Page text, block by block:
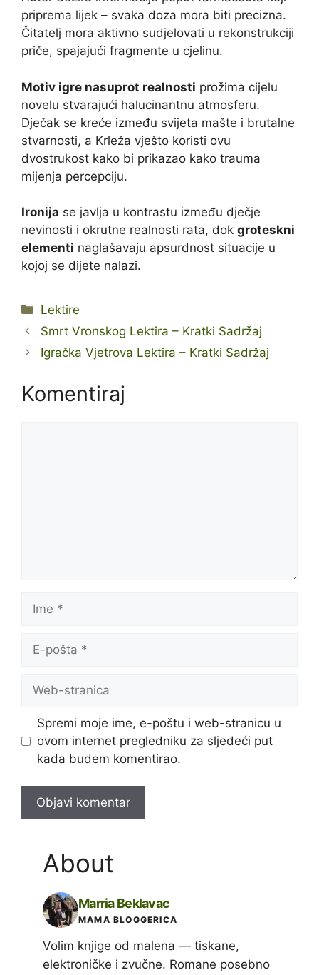
priprema lijek – svaka doza mora biti precizna.
Čitatelj mora aktivno sudjelovati u rekonstrukciji
priče, spajajući fragmente u cjelinu.
Motiv igre nasuprot realnosti prožima cijelu
novelu stvarajući halucinantnu atmosferu.
Dječak se kreće između svijeta mašte i brutalne
stvarnosti, a Krleža vješto koristi ovu
dvostrukost kako bi prikazao kako trauma
mijenja percepciju.
Ironija se javlja u kontrastu između dječje
nevinosti i okrutne realnosti rata, dok groteskni
elementi naglašavaju apsurdnost situacije u
kojoj se dijete nalazi.
Kategorije
Lektire
Smrt Vronskog Lektira – Kratki Sadržaj
Igračka Vjetrova Lektira – Kratki Sadržaj
Komentiraj
pošta
stranica
Spremi moje ime, e-poštu i web-stranicu u
ovom internet pregledniku za sljedeći put
kada budem komentirao.
About
Marria Beklavac
MAMA BLOGGERICA
Volim knjige od malena — tiskane,
elektroničke i zvučne. Romane posebno